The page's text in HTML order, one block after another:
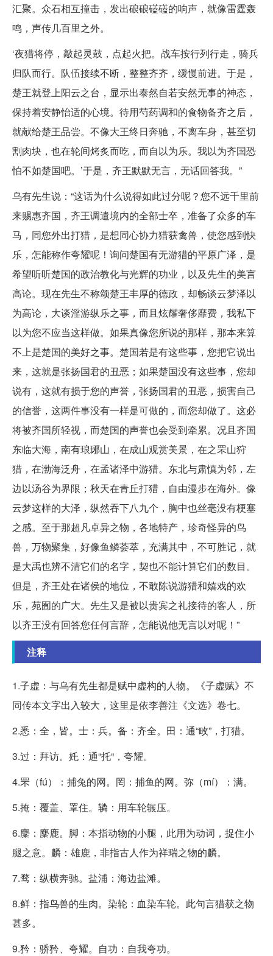
汇聚。众石相互撞击，发出硠硠礚礚的响声，就像雷霆轰
鸣，声传几百里之外。
‘夜猎将停，敲起灵鼓，点起火把。战车按行列行走，骑兵
归队而行。队伍接续不断，整整齐齐，缓慢前进。于是，
楚王就登上阳云之台，显示出泰然自若安然无事的神态，
保持着安静怡适的心境。待用芍药调和的食物备齐之后，
就献给楚王品尝。不像大王终日奔驰，不离车身，甚至切
割肉块，也在轮间烤炙而吃，而自以为乐。我以为齐国恐
怕不如楚国吧。’于是，齐王默默无言，无话回答我。”
乌有先生说：“这话为什么说得如此过分呢？您不远千里前
来赐惠齐国，齐王调遣境内的全部士卒，准备了众多的车
马，同您外出打猎，是想同心协力猎获禽兽，使您感到快
乐，怎能称作夸耀呢！询问楚国有无游猎的平原广泽，是
希望听听楚国的政治教化与光辉的功业，以及先生的美言
高论。现在先生不称颂楚王丰厚的德政，却畅谈云梦泽以
为高论，大谈淫游纵乐之事，而且炫耀奢侈靡费，我私下
以为您不应当这样做。如果真像您所说的那样，那本来算
不上是楚国的美好之事。楚国若是有这些事，您把它说出
来，这就是张扬国君的丑恶；如果楚国没有这些事，您却
说有，这就有损于您的声誉，张扬国君的丑恶，损害自己
的信誉，这两件事没有一样是可做的，而您却做了。这必
将被齐国所轻视，而楚国的声誉也会受到牵累。况且齐国
东临大海，南有琅琊山，在成山观赏美景，在之罘山狩
猎，在渤海泛舟，在孟诸泽中游猎。东北与肃慎为邻，左
边以汤谷为界限；秋天在青丘打猎，自由漫步在海外。像
云梦这样的大泽，纵然吞下八九个，胸中也丝毫没有梗塞
之感。至于那超凡卓异之物，各地特产，珍奇怪异的鸟
兽，万物聚集，好像鱼鳞荟萃，充满其中，不可胜记，就
是大禹也辨不清它们的名字，契也不能计算它们的数目。
但是，齐王处在诸侯的地位，不敢陈说游猎和嬉戏的欢
乐，苑囿的广大。先生又是被以贵宾之礼接待的客人，所
以齐王没有回答您任何言辞，怎能说他无言以对呢！”
注释
1.子虚：与乌有先生都是赋中虚构的人物。《子虚赋》不
同传本文字出入较大，这里是依李善注《文选》卷七。
2.悉：全，皆。士：兵。备：齐全。田：通“畋”，打猎。
3.过：拜访。奼：通“托“，夸耀。
4.罘（fú）：捕兔的网。罔：捕鱼的网。弥（mí）：满。
5.掩：覆盖、罩住。辚：用车轮辗压。
6.麇：麇鹿。脚：本指动物的小腿，此用为动词，捉住小
腿之意。麟：雄鹿，非指古人作为祥瑞之物的麟。
7.骛：纵横奔驰。盐浦：海边盐滩。
8.鲜：指鸟兽的生肉。染轮：血染车轮。此句言猎获之物
甚多。
9.矜：骄矜、夸耀。自功：自我夸功。